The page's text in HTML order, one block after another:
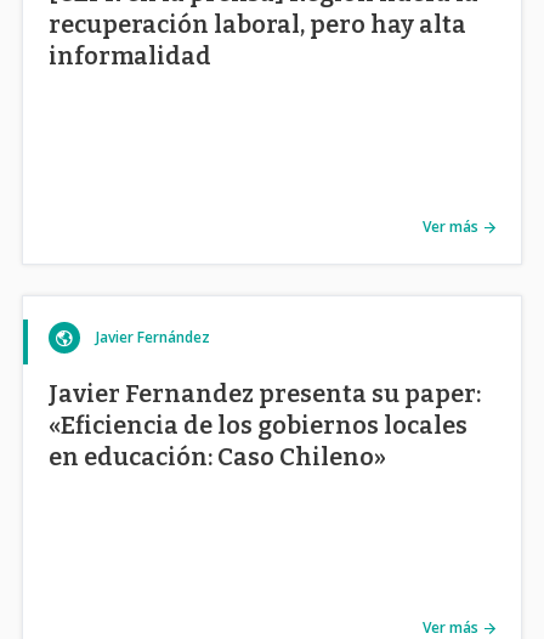
recuperación laboral, pero hay alta
informalidad
Ver más
Javier Fernández
Javier Fernandez presenta su paper:
«Eficiencia de los gobiernos locales
en educación: Caso Chileno»
Ver más